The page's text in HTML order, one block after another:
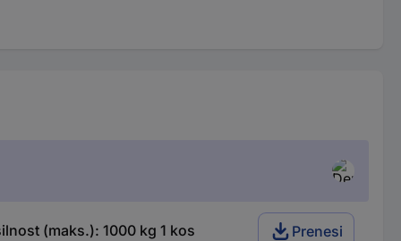
(maks.): 1000 kg 1 kos Prenesi